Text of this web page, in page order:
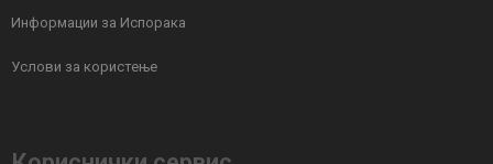
Информации за Испорака
Услови за користење